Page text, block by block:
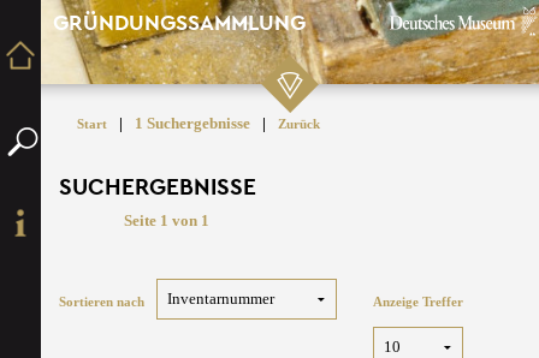
GRÜNDUNGSSAMMLUNG
Start | 1 Suchergebnisse | Zurück
SUCHERGEBNISSE
Seite 1 von 1
Sortieren nach Anzeige Treffer